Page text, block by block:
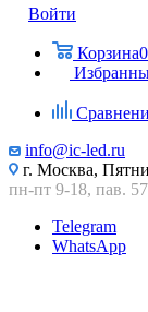
Войти
Корзина0
info@ic-led.ru
г. Москва,
пн-пт 9-18, пав.
Telegram
WhatsApp